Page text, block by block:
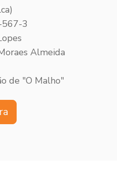
3
Almeida
de "O Malho"